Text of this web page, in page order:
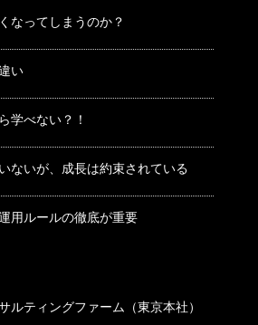
なってしまうのか？
い
学べない？！
ないが、成長は約束されている
用ルールの徹底が重要
ルティングファーム（東京本社）